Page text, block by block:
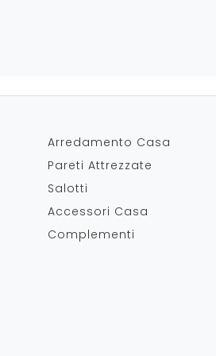
Arredamento Casa
Pareti Attrezzate
Salotti
Accessori Casa
Complementi